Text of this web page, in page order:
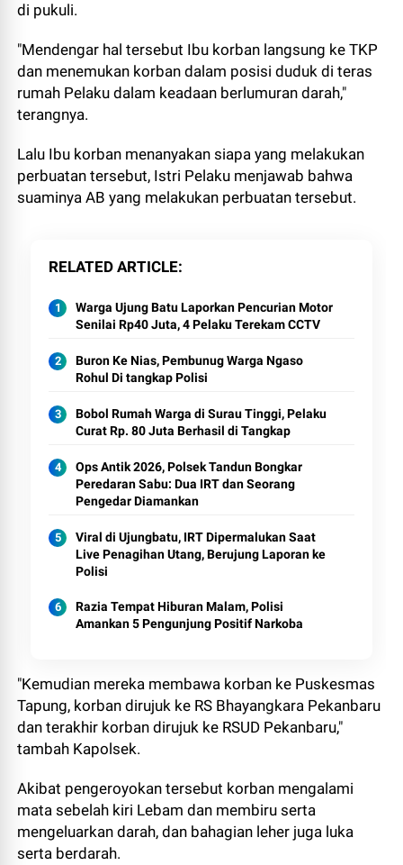
di pukuli.
"Mendengar hal tersebut Ibu korban langsung ke TKP
dan menemukan korban dalam posisi duduk di teras
rumah Pelaku dalam keadaan berlumuran darah,"
terangnya.
Lalu Ibu korban menanyakan siapa yang melakukan
perbuatan tersebut, Istri Pelaku menjawab bahwa
suaminya AB yang melakukan perbuatan tersebut.
RELATED ARTICLE
Warga Ujung Batu Laporkan Pencurian Motor
Senilai Rp40 Juta, 4 Pelaku Terekam CCTV
Buron Ke Nias, Pembunug Warga Ngaso
Rohul Di tangkap Polisi
Bobol Rumah Warga di Surau Tinggi, Pelaku
Curat Rp. 80 Juta Berhasil di Tangkap
Ops Antik 2026, Polsek Tandun Bongkar
Peredaran Sabu: Dua IRT dan Seorang
Pengedar Diamankan
Viral di Ujungbatu, IRT Dipermalukan Saat
Live Penagihan Utang, Berujung Laporan ke
Polisi
Razia Tempat Hiburan Malam, Polisi
Amankan 5 Pengunjung Positif Narkoba
"Kemudian mereka membawa korban ke Puskesmas
Tapung, korban dirujuk ke RS Bhayangkara Pekanbaru
dan terakhir korban dirujuk ke RSUD Pekanbaru,"
tambah Kapolsek.
Akibat pengeroyokan tersebut korban mengalami
mata sebelah kiri Lebam dan membiru serta
mengeluarkan darah, dan bahagian leher juga luka
serta berdarah.